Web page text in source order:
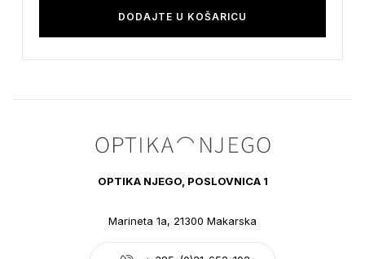
DODAJTE U KOŠARICU
OPTIKA NJEGO, POSLOVNICA 1
Marineta 1a, 21300 Makarska